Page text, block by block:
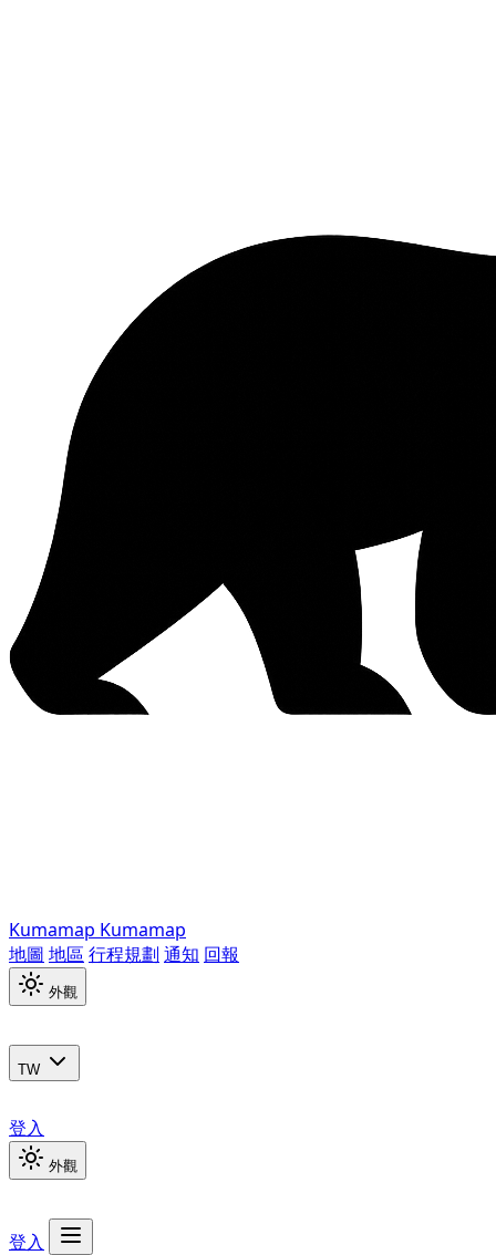
Kumamap Kumamap
地圖 地區 行程規劃 通知 回報
外觀
TW
登入
外觀
登入